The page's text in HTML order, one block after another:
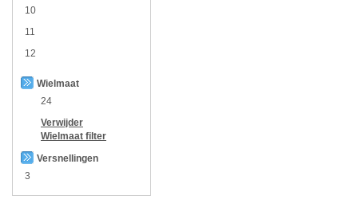
10
11
12
Wielmaat
24
Verwijder
Wielmaat filter
Versnellingen
3